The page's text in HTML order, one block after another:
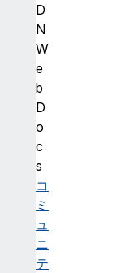
D
N
W
e
b
D
o
c
s
コ
ミ
ュ
ニ
テ